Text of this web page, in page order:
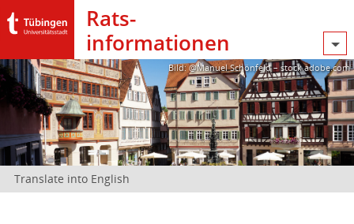
Rats­
informationen
Bild: @Manuel Schönfeld – stock.adobe.com
Translate into English